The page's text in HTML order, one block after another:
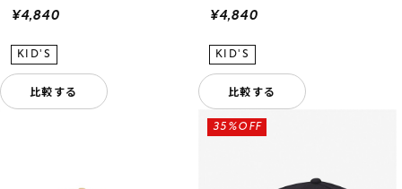
¥4,840
比較する
¥4,840
比較する
35%OFF